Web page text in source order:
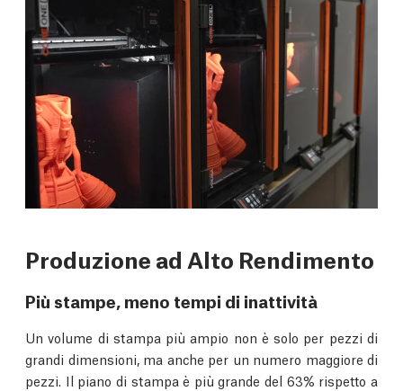
Produzione ad Alto Rendimento
Più stampe, meno tempi di inattività
Un volume di stampa più ampio non è solo per pezzi di
grandi dimensioni, ma anche per un numero maggiore di
pezzi. Il piano di stampa è più grande del 63% rispetto a